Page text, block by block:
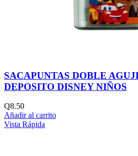
SACAPUNTAS DOBLE
DEPOSITO DISNEY NIÑOS
Q8.50
Añadir al carrito
Vista Rápida